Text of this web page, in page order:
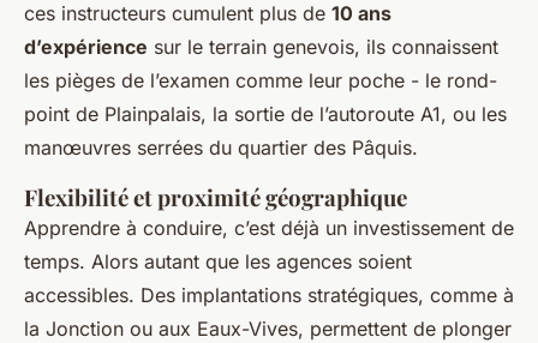
ces instructeurs cumulent plus de 10 ans
d’expérience sur le terrain genevois, ils connaissent
les pièges de l’examen comme leur poche - le rond-
point de Plainpalais, la sortie de l’autoroute A1, ou les
manœuvres serrées du quartier des Pâquis.
Flexibilité et proximité géographique
Apprendre à conduire, c’est déjà un investissement de
temps. Alors autant que les agences soient
accessibles. Des implantations stratégiques, comme à
la Jonction ou aux Eaux-Vives, permettent de plonger